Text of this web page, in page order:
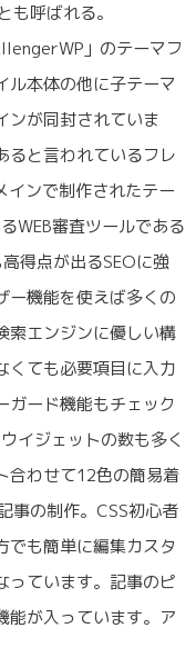
も呼ばれる。
」のテーマフ
ル本体の他に子テーマ
ンが同封されていま
ると言われているフレ
ンで制作されたテー
WEB審査ツールである
得点が出るSEOに強
ー機能を使えば多くの
索エンジンに優しい構
くても必要項目に入力
ガード機能もチェック
イジェットの数も多く
合わせて12色の簡易着
事の制作。CSS初心者
でも簡単に編集カスタ
っています。記事のピ
能が入っています。ア